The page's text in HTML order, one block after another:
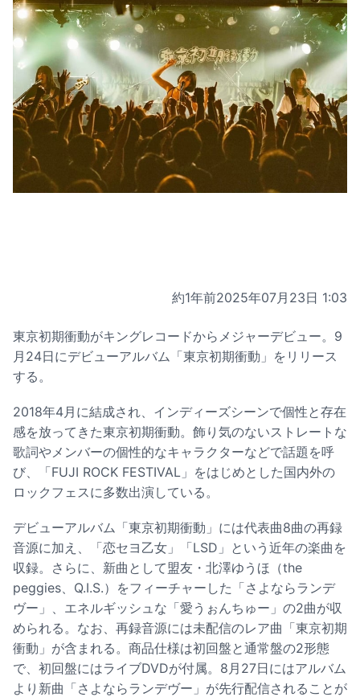
約1年前2025年07月23日 1:03
東京初期衝動がキングレコードからメジャーデビュー。9
月24日にデビューアルバム「東京初期衝動」をリリース
する。
2018年4月に結成され、インディーズシーンで個性と存在
感を放ってきた東京初期衝動。飾り気のないストレートな
歌詞やメンバーの個性的なキャラクターなどで話題を呼
び、「FUJI ROCK FESTIVAL」をはじめとした国内外の
ロックフェスに多数出演している。
デビューアルバム「東京初期衝動」には代表曲8曲の再録
音源に加え、「恋セヨ乙女」「LSD」という近年の楽曲を
収録。さらに、新曲として盟友・北澤ゆうほ（the
peggies、Q.I.S.）をフィーチャーした「さよならランデ
ヴー」、エネルギッシュな「愛うぉんちゅー」の2曲が収
められる。なお、再録音源には未配信のレア曲「東京初期
衝動」が含まれる。商品仕様は初回盤と通常盤の2形態
で、初回盤にはライブDVDが付属。8月27日にはアルバム
より新曲「さよならランデヴー」が先行配信されることが